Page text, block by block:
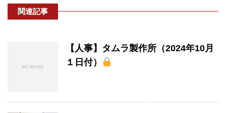
関連記事
【人事】タムラ製作所（2024年10月
１日付）